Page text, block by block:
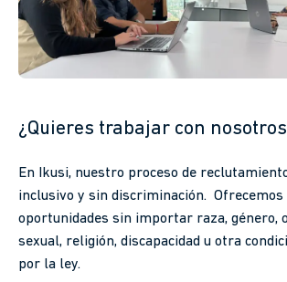
¿Quieres trabajar con
En Ikusi, nuestro proceso de
inclusivo y sin discriminación. Ofrecemos
oportunidades sin importar raza, género,
sexual, religión, discapacidad u otra
por la ley.